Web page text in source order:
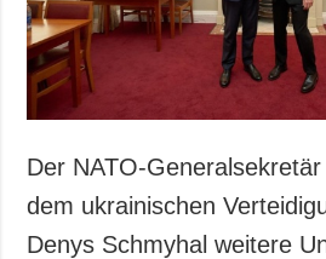
Der NATO-
dem ukrainischen
Denys Schmyhal weitere